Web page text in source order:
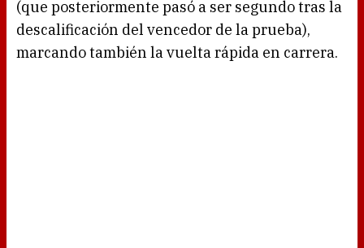
(que posteriormente pasó a ser segundo tras la
descalificación del vencedor de la prueba),
marcando también la vuelta rápida en carrera.